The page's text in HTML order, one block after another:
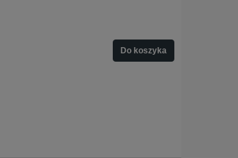
Do koszyka